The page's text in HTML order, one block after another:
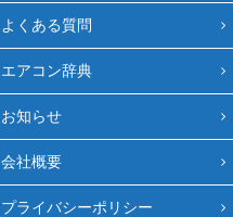
よくある質問
エアコン辞典
お知らせ
会社概要
プライバシーポリシー